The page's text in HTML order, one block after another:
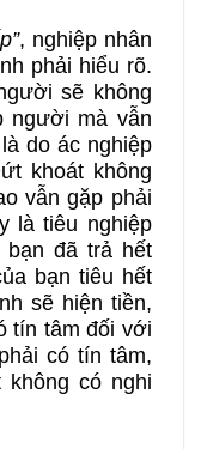
, nghiệp nhân
phải hiểu rõ.
sẽ không
người mà vẫn
do ác nghiệp
khoát không
vẫn gặp phải
là tiêu nghiệp
bạn đã trả hết
bạn tiêu hết
sẽ hiện tiền,
tín tâm đối với
có tín tâm,
có nghi